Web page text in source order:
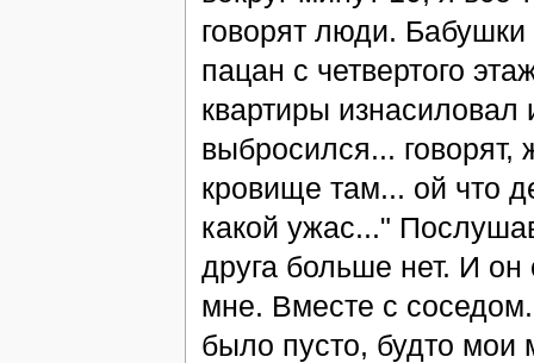
говорят люди.
пацан с четвертого
квартиры
выбросился...
кровище там... ой что
какой ужас..."
друга больше нет. И он
мне. Вместе с
было пусто, будто мои